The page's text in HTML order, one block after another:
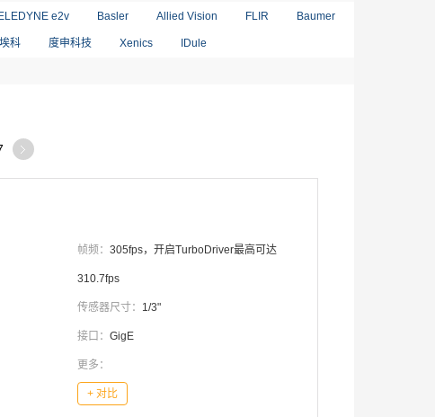
e2v Basler Allied Vision FLIR Baumer
埃科 度申科技 Xenics IDule
帧频： 305fps，开启TurboDriver最高可达
310.7fps
传感器尺寸： 1/3"
接口： GigE
更多：
+ 对比